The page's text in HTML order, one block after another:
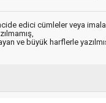
edici cümleler veya
ve büyük harflerle